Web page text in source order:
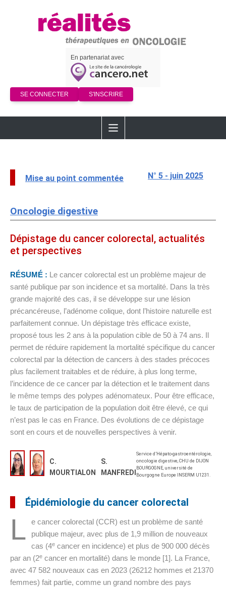
En partenariat avec
SE CONNECTER S'INSCRIRE
Mise au point commentée N° 5 - juin 2025
Oncologie digestive
Dépistage du cancer colorectal, actualités
et perspectives
RÉSUMÉ : Le cancer colorectal est un problème majeur de
santé publique par son incidence et sa mortalité. Dans la très
grande majorité des cas, il se développe sur une lésion
précancéreuse, l’adénome colique, dont l’histoire naturelle est
parfaitement connue. Un dépistage très efficace existe,
proposé tous les 2 ans à la population cible de 50 à 74 ans. Il
permet de réduire rapidement la mortalité spécifique du cancer
colorectal par la détection de cancers à des stades précoces
plus facilement traitables et de réduire, à plus long terme,
l’incidence de ce cancer par la détection et le traitement dans
le même temps des polypes adénomateux. Pour être efficace,
le taux de participation de la population doit être élevé, ce qui
n’est pas le cas en France. Des évolutions de ce dépistage
sont en cours et de nouvelles perspectives à venir.
C.
MOURTIALON
S.
MANFREDI
Service d’Hépato-gastroentérologie,
oncologie digestive, CHU de DIJON
BOURGOGNE, université de
Bourgogne Europe INSERM U1231.
Épidémiologie du cancer colorectal
L
e cancer colorectal (CCR) est un problème de santé
publique majeur, avec plus de 1,9 million de nouveaux
cas (4e cancer en incidence) et plus de 900 000 décès
par an (2e cancer en mortalité) dans le monde [1]. La France,
avec 47 582 nouveaux cas en 2023 (26212 hommes et 21370
femmes) fait partie, comme un grand nombre des pays